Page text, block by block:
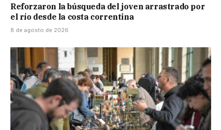
Reforzaron la búsqueda del joven arrastrado por
el río desde la costa correntina
8 de agosto de 2026